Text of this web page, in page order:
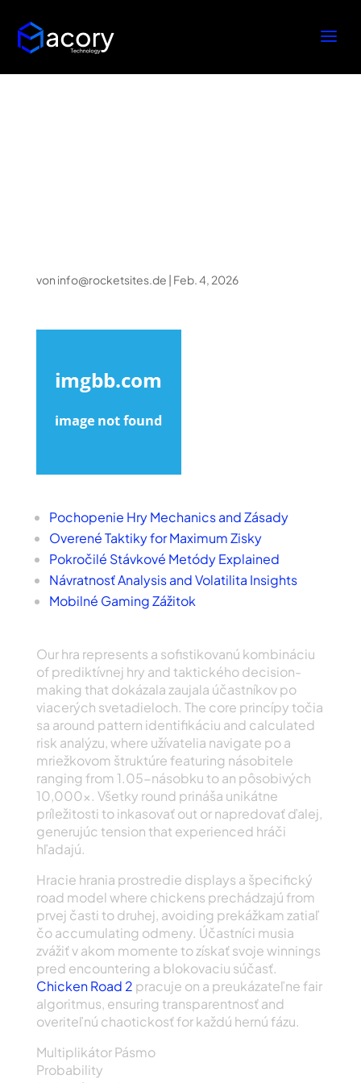
von info@rocketsites.de | Feb. 4, 2026
Pochopenie Hry Mechanics and Zásady
Overené Taktiky for Maximum Zisky
Pokročilé Stávkové Metódy Explained
Návratnosť Analysis and Volatilita Insights
Mobilné Gaming Zážitok
Our hra represents a sofistikovanú kombináciu
of prediktívnej hry and taktického decision-
making that dokázala zaujala účastníkov po
viacerých svetadieloch. The core princípy točia
sa around pattern identifikáciu and calculated
risk analýzu, where užívatelia navigate po a
mriežkovom štruktúre featuring násobitele
ranging from 1.05-násobku to an pôsobivých
10,000x. Všetky round prináša unikátne
príležitosti to inkasovať out or napredovať ďalej,
generujúc tension that experienced hráči
hľadajú.
Hracie hrania prostredie displays a špecifický
road model where chickens prechádzajú from
prvej časti to druhej, avoiding prekážkam zatiaľ
čo accumulating odmeny. Účastníci musia
zvážiť v akom momente to získať svoje winnings
pred encountering a blokovaciu súčasť.
Chicken Road 2 pracuje on a preukázateľne fair
algoritmus, ensuring transparentnosť and
overiteľnú chaotickosť for každú hernú fázu.
Multiplikátor Pásmo
Probability